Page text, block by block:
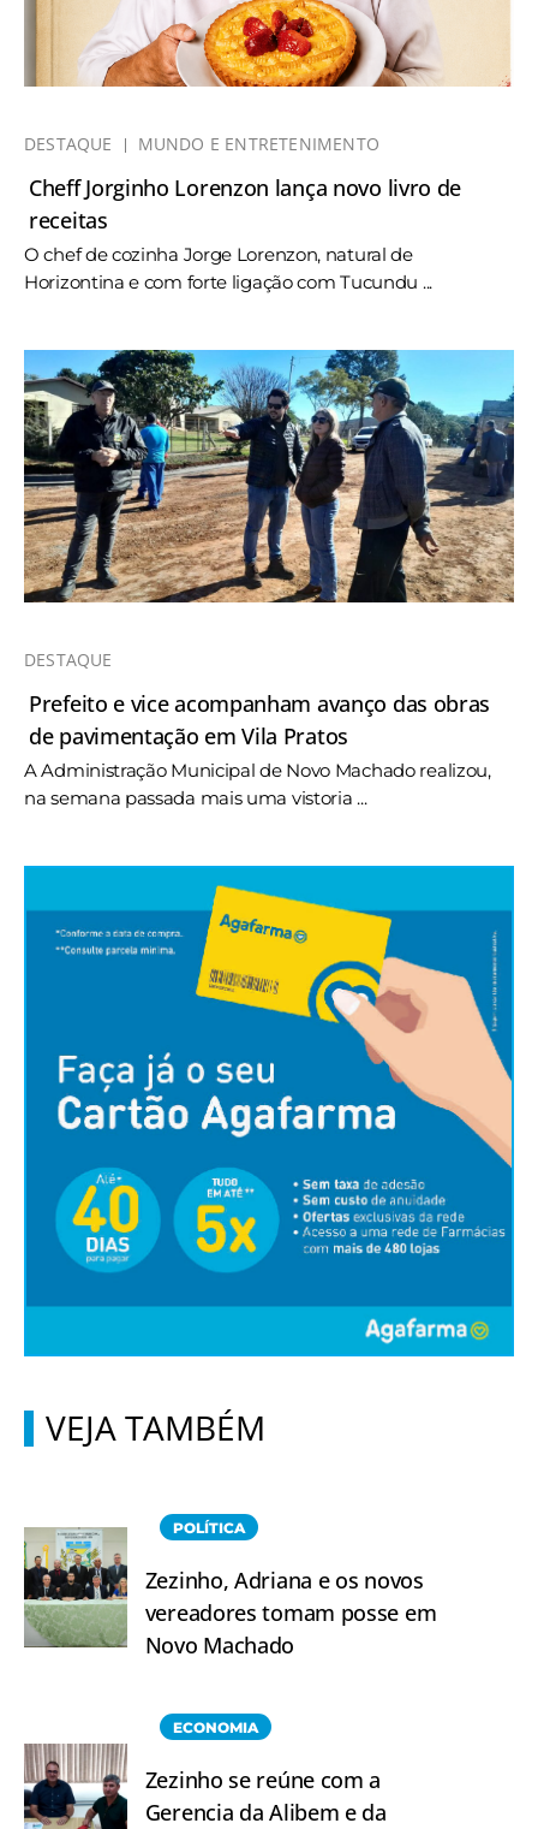
DESTAQUE MUNDO E ENTRETENIMENTO
Cheff Jorginho Lorenzon lança novo livro de
receitas
O chef de cozinha Jorge Lorenzon, natural de
Horizontina e com forte ligação com Tucundu ...
DESTAQUE
Prefeito e vice acompanham avanço das obras
de pavimentação em Vila Pratos
A Administração Municipal de Novo Machado realizou,
na semana passada mais uma vistoria ...
VEJA TAMBÉM
POLÍTICA
Zezinho, Adriana e os novos
vereadores tomam posse em
Novo Machado
ECONOMIA
Zezinho se reúne com a
Gerencia da Alibem e da